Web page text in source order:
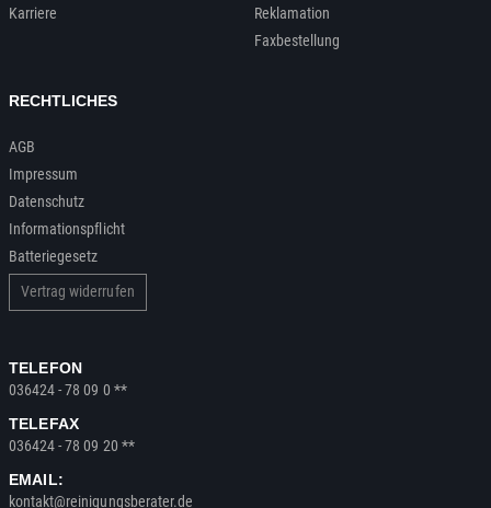
Karriere
Reklamation
Faxbestellung
RECHTLICHES
AGB
Impressum
Datenschutz
Informationspflicht
Batteriegesetz
Vertrag widerrufen
TELEFON
036424 - 78 09 0 **
TELEFAX
036424 - 78 09 20 **
EMAIL:
kontakt@reinigungsberater.de